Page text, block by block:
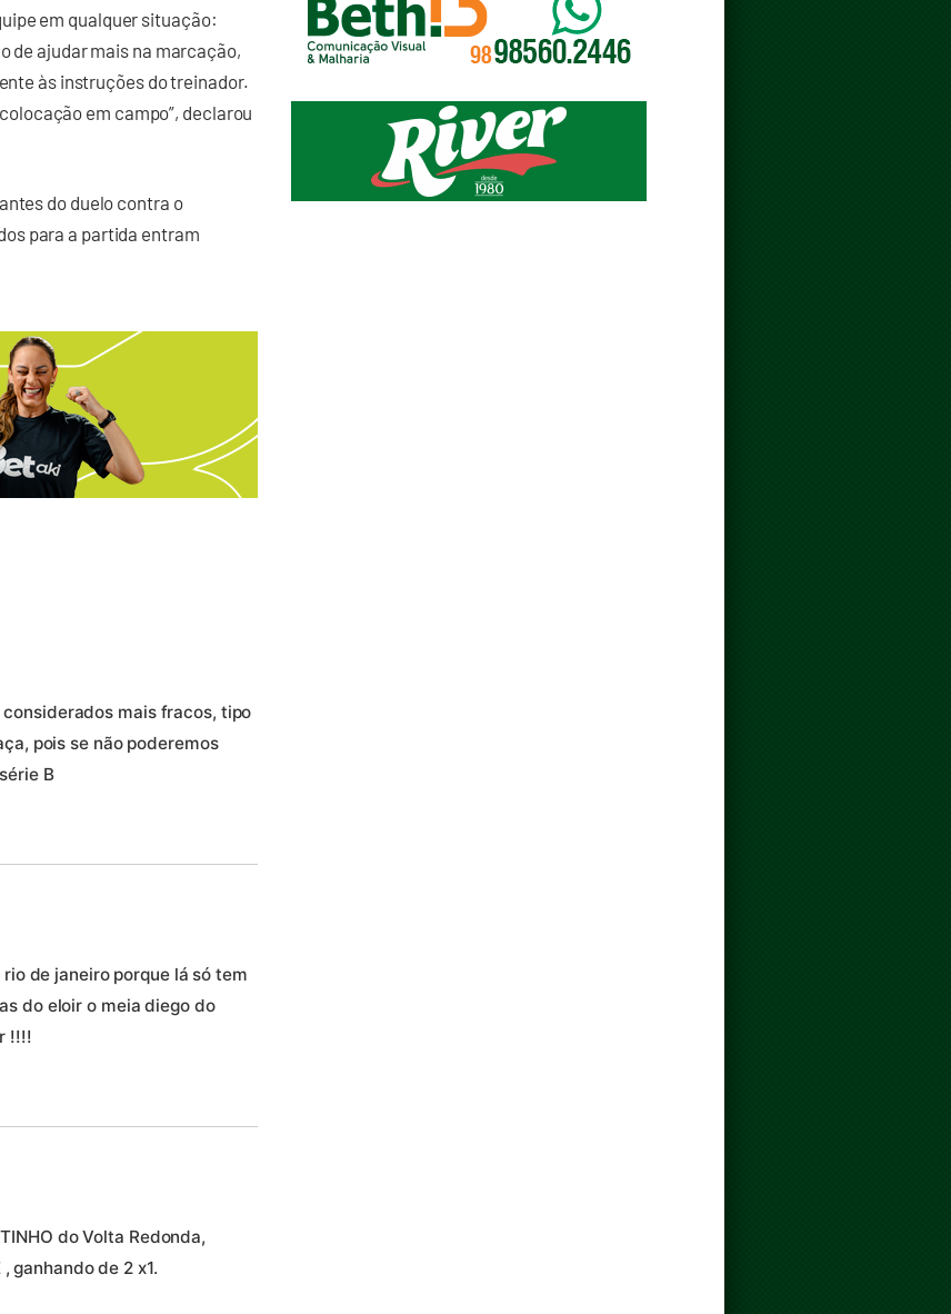
em qualquer situação:
de ajudar mais na marcação,
às instruções do treinador.
em campo”, declarou
do duelo contra o
para a partida entram
mais fracos, tipo
pois se não poderemos
B
de janeiro porque lá só tem
do eloir o meia diego do
!!!!
do Volta Redonda,
ganhando de 2 x1.